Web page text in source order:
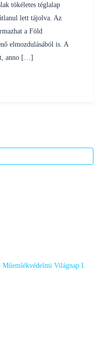
tökéletes téglalap
lett tájolva. Az
a Föld
elmozdulásából is. A
anno […]
Világnap I.